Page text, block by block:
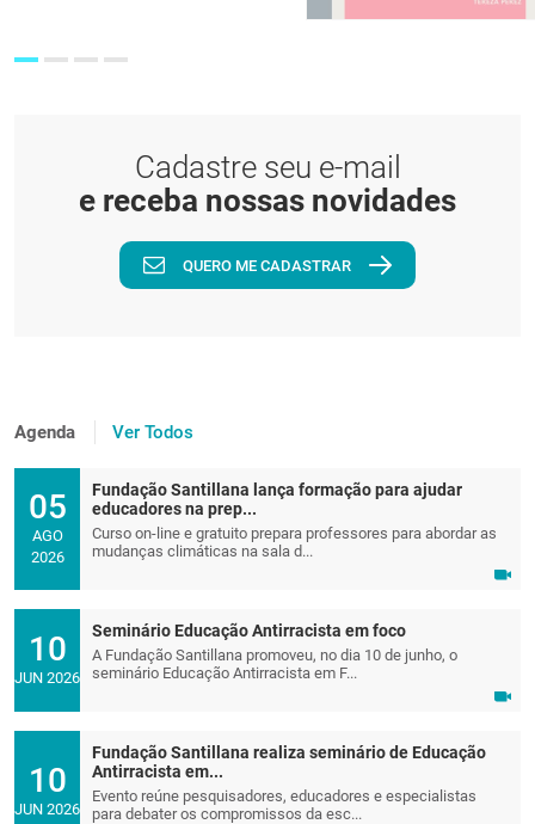
Cadastre seu e-mail
e receba nossas novidades
QUERO ME CADASTRAR
Agenda Ver Todos
05
AGO
2026
Fundação Santillana lança formação para ajudar
educadores na prep...
Curso on-line e gratuito prepara professores para abordar as
mudanças climáticas na sala d...
10
JUN 2026
Seminário Educação Antirracista em foco
A Fundação Santillana promoveu, no dia 10 de junho, o
seminário Educação Antirracista em F...
10
JUN 2026
Fundação Santillana realiza seminário de Educação
Antirracista em...
Evento reúne pesquisadores, educadores e especialistas
para debater os compromissos da esc...